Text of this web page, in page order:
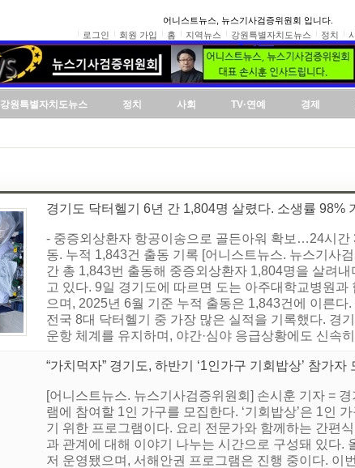
어니스트뉴스, 뉴스기사검증위원회 입니다.
로그인
회원 가입 홈 지역뉴스 강원특별자치도뉴스 정치
강원특별자치도뉴스 정치 사회 TV·연예 경제
경기도 닥터헬기 6년 간 1,804명 살렸다. 소생률 98%
- 중증외상환자 항공이송으로 골든아워 확보…24시간
동. 누적 1,843건 출동 기록 [어니스트뉴스. 뉴스기사
간 총 1,843번 출동해 중증외상환자 1,804명을 살려
고 있다. 9일 경기도에 따르면 도는 아주대학교병원
으며, 2025년 6월 기준 누적 출동은 1,843건에 이른
전국 8대 닥터헬기 중 가장 많은 실적을 기록했다. 경
운항 체계를 유지하며, 야간·심야 응급상황에도 신속
“가치먹자” 경기도, 하반기 ‘1인가구 기회밥상’ 참가자
[어니스트뉴스. 뉴스기사검증위원회] 손시훈 기자 =
램에 참여할 1인 가구를 모집한다. ‘기회밥상’은 1인
기 위한 프로그램이다. 요리 전문가와 함께하는 간편
과 관계에 대해 이야기 나누는 시간으로 구성돼 있다.
저 운영됐으며, 서해안권 프로그램은 진행 중이다. 이